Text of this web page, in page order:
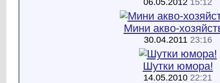
Мини акво-
30.04.2011 23:16
Шутки юмора!
14.05.2010 22:21